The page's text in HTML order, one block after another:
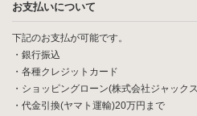
お支払いについて
下記のお支払が可能です。
・銀行振込
・各種クレジットカード
・ショッピングローン(株式会社ジャック
・代金引換(ヤマト運輸)20万円まで